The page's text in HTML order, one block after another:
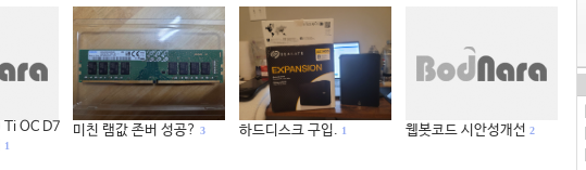
OC D7
1
미친 램값 존버 성공? 3 하드디스크 구입. 1 웹봇코드 시안성개선 2